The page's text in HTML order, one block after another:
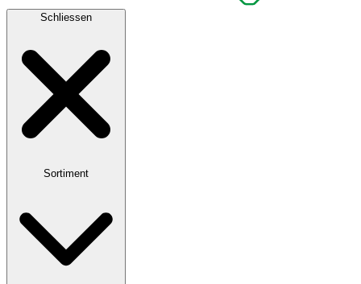
Schliessen
Sortiment